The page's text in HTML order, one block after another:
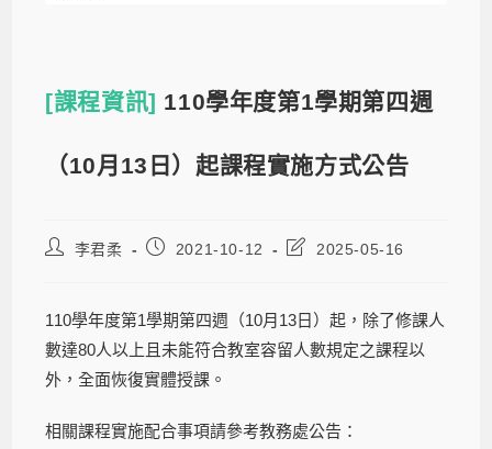
[課程資訊] 110學年度第1學期第四週
（10月13日）起課程實施方式公告
李君柔 2021-10-12 2025-05-16
110學年度第1學期第四週（10月13日）起，除了修課人
數達80人以上且未能符合教室容留人數規定之課程以
外，全面恢復實體授課。
相關課程實施配合事項請參考教務處公告：